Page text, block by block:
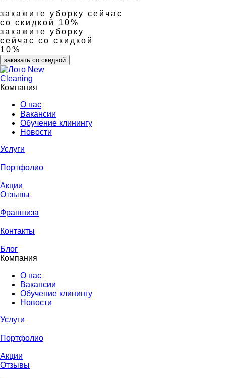
закажите уборку сейчас
со скидкой 10%
закажите уборку
сейчас со скидкой
10%
заказать со скидкой
Компания
О нас
Вакансии
Обучение клинингу
Новости
Услуги
Портфолио
Акции
Отзывы
Франшиза
Контакты
Блог
Компания
О нас
Вакансии
Обучение клинингу
Новости
Услуги
Портфолио
Акции
Отзывы